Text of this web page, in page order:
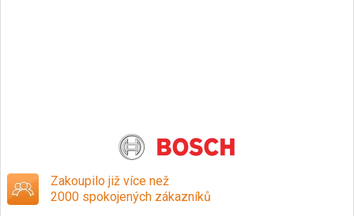
Zakoupilo již více než
2000 spokojených zákazníků